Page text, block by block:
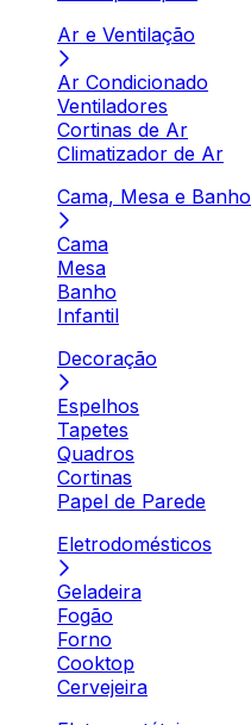
Ar e Ventilação
Ar Condicionado
Ventiladores
Cortinas de Ar
Climatizador de Ar
Cama, Mesa e Banho
Cama
Mesa
Banho
Infantil
Decoração
Espelhos
Tapetes
Quadros
Cortinas
Papel de Parede
Eletrodomésticos
Geladeira
Fogão
Forno
Cooktop
Cervejeira